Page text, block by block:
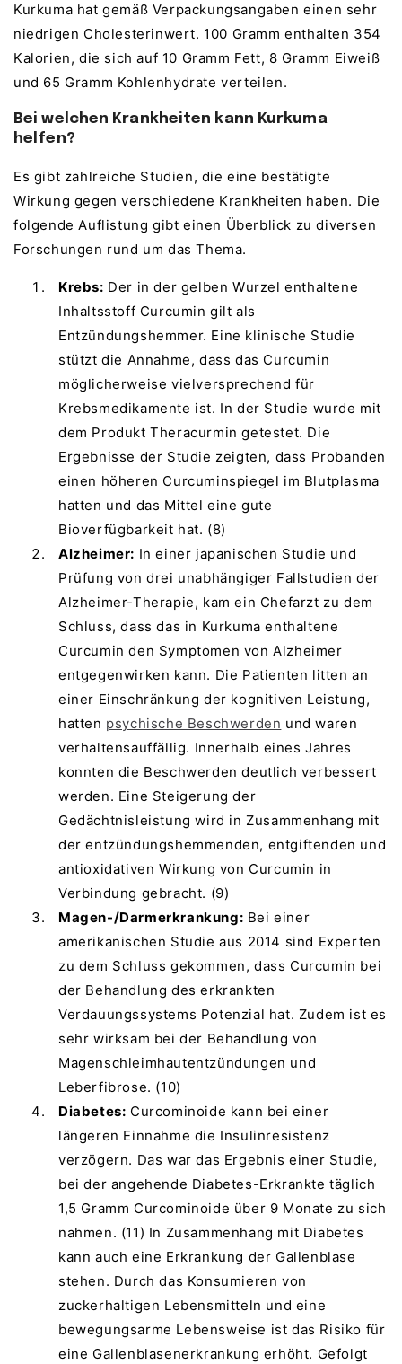
Kurkuma hat gemäß Verpackungsangaben einen sehr
niedrigen Cholesterinwert. 100 Gramm enthalten 354
Kalorien, die sich auf 10 Gramm Fett, 8 Gramm Eiweiß
und 65 Gramm Kohlenhydrate verteilen.
Bei welchen Krankheiten kann Kurkuma
helfen?
Es gibt zahlreiche Studien, die eine bestätigte
Wirkung gegen verschiedene Krankheiten haben. Die
folgende Auflistung gibt einen Überblick zu diversen
Forschungen rund um das Thema.
Krebs: Der in der gelben Wurzel enthaltene
Inhaltsstoff Curcumin gilt als
Entzündungshemmer. Eine klinische Studie
stützt die Annahme, dass das Curcumin
möglicherweise vielversprechend für
Krebsmedikamente ist. In der Studie wurde mit
dem Produkt Theracurmin getestet. Die
Ergebnisse der Studie zeigten, dass Probanden
einen höheren Curcuminspiegel im Blutplasma
hatten und das Mittel eine gute
Bioverfügbarkeit hat. (8)
Alzheimer: In einer japanischen Studie und
Prüfung von drei unabhängiger Fallstudien der
Alzheimer-Therapie, kam ein Chefarzt zu dem
Schluss, dass das in Kurkuma enthaltene
Curcumin den Symptomen von Alzheimer
entgegenwirken kann. Die Patienten litten an
einer Einschränkung der kognitiven Leistung,
hatten psychische Beschwerden und waren
verhaltensauffällig. Innerhalb eines Jahres
konnten die Beschwerden deutlich verbessert
werden. Eine Steigerung der
Gedächtnisleistung wird in Zusammenhang mit
der entzündungshemmenden, entgiftenden und
antioxidativen Wirkung von Curcumin in
Verbindung gebracht. (9)
Magen-/Darmerkrankung: Bei einer
amerikanischen Studie aus 2014 sind Experten
zu dem Schluss gekommen, dass Curcumin bei
der Behandlung des erkrankten
Verdauungssystems Potenzial hat. Zudem ist es
sehr wirksam bei der Behandlung von
Magenschleimhautentzündungen und
Leberfibrose. (10)
Diabetes: Curcominoide kann bei einer
längeren Einnahme die Insulinresistenz
verzögern. Das war das Ergebnis einer Studie,
bei der angehende Diabetes-Erkrankte täglich
1,5 Gramm Curcominoide über 9 Monate zu sich
nahmen. (11) In Zusammenhang mit Diabetes
kann auch eine Erkrankung der Gallenblase
stehen. Durch das Konsumieren von
zuckerhaltigen Lebensmitteln und eine
bewegungsarme Lebensweise ist das Risiko für
eine Gallenblasenerkrankung erhöht. Gefolgt